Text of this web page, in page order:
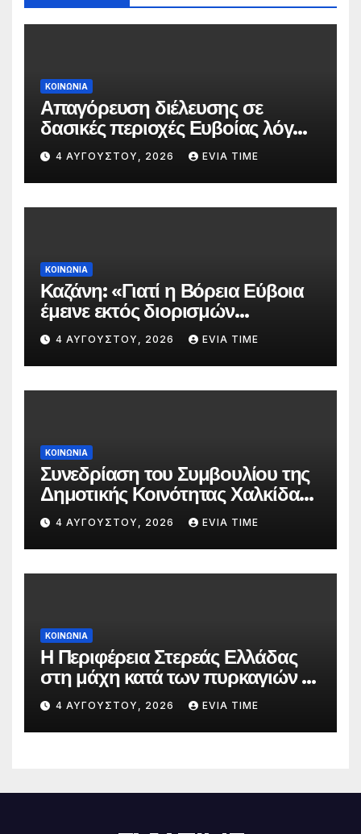
ΚΟΙΝΩΝΙΑ
Απαγόρευση διέλευσης σε
δασικές περιοχές Ευβοίας λόγω
πολύ υψηλού κινδύνου
πυρκαγιάς
4 ΑΥΓΟΎΣΤΟΥ, 2026 EVIA TIME
ΚΟΙΝΩΝΙΑ
Καζάνη: «Γιατί η Βόρεια Εύβοια
έμεινε εκτός διορισμών
δασκάλων;»
4 ΑΥΓΟΎΣΤΟΥ, 2026 EVIA TIME
ΚΟΙΝΩΝΙΑ
Συνεδρίαση του Συμβουλίου της
Δημοτικής Κοινότητας Χαλκίδας
την 5 Αυγούστου
4 ΑΥΓΟΎΣΤΟΥ, 2026 EVIA TIME
ΚΟΙΝΩΝΙΑ
Η Περιφέρεια Στερεάς Ελλάδας
στη μάχη κατά των πυρκαγιών –
Δράσεις και στήριξη σε πέντε
περιφερειακές ενότητες
4 ΑΥΓΟΎΣΤΟΥ, 2026 EVIA TIME